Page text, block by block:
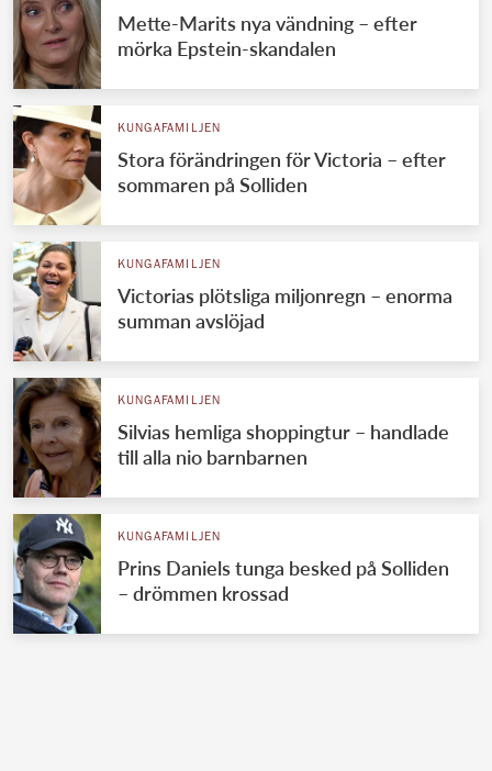
Mette-Marits nya vändning – efter
mörka Epstein-skandalen
KUNGAFAMILJEN
Stora förändringen för Victoria – efter
sommaren på Solliden
KUNGAFAMILJEN
Victorias plötsliga miljonregn – enorma
summan avslöjad
KUNGAFAMILJEN
Silvias hemliga shoppingtur – handlade
till alla nio barnbarnen
KUNGAFAMILJEN
Prins Daniels tunga besked på Solliden
– drömmen krossad